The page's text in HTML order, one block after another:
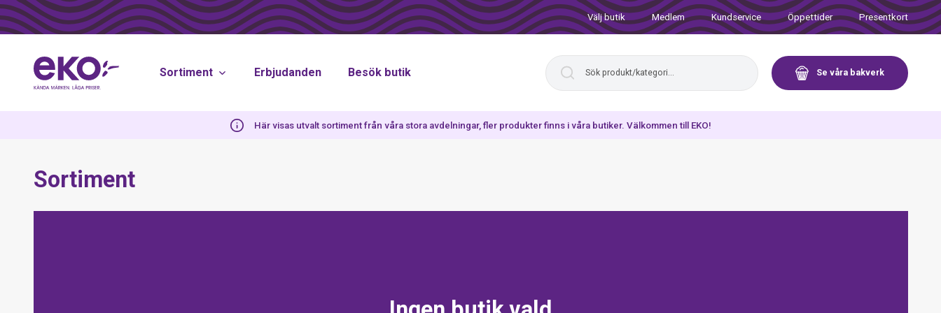
Välj butik Medlem Kundservice Öppettider Presentkort
Sortiment Erbjudanden Besök butik Se våra bakverk
Här visas utvalt sortiment från våra stora avdelningar, fler produkter finns i våra butiker. Välkommen till EKO!
Sortiment